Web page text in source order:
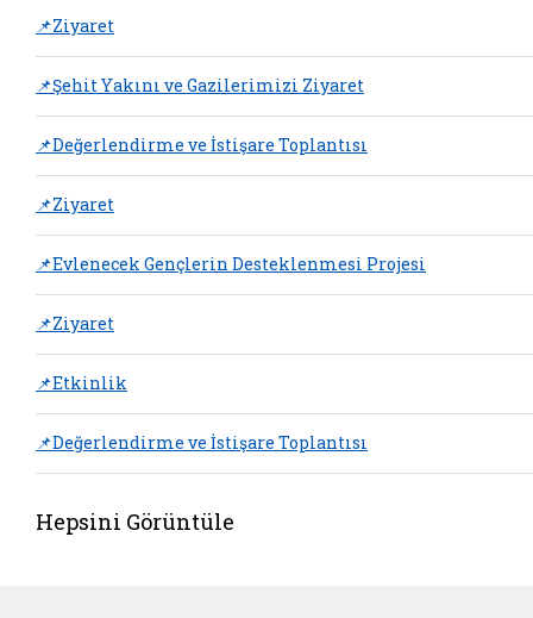
📌Ziyaret
📌Şehit Yakını ve Gazilerimizi Ziyaret
📌Değerlendirme ve İstişare Toplantısı
📌Ziyaret
📌Evlenecek Gençlerin Desteklenmesi Projesi
📌Ziyaret
📌Etkinlik
📌Değerlendirme ve İstişare Toplantısı
Hepsini Görüntüle